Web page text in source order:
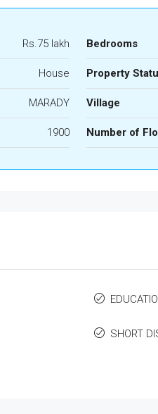
Rs.75 lakh Bedrooms
House Property
MARADY Village
1900 Number of
SHORT